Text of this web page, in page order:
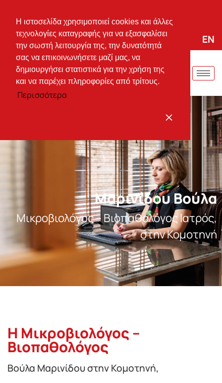
Η ιστοσελίδα χρησιμοποιεί cookies και άλλες
τεχνολογίες καταγραφής για να εξασφαλίσει
την σωστή λειτουργία της, την δυνατότητά
σας να επικοινωνήσετε μαζί μας, να
δημιουργήσει στατιστικά για την χρήση της
και να παρέχει πληροφορίες από τρίτους.
Περισσότερα
Πλ. Ειρήνης 66, Κομοτηνή, T.K. 69 100
Drive me now: EN
Μαρινίδου Βούλα
Μικροβιολόγος – Βιοπαθολόγος Ιατρός,
στην Κομοτηνή
Η Μικροβιολόγος –
Βιοπαθολόγος
Βούλα Μαρινίδου στην Κομοτηνή,